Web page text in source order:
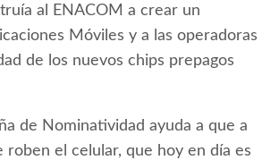
al ENACOM a crear un
Móviles y a las operadoras
de los nuevos chips prepagos
de Nominatividad ayuda a que a
roben el celular, que hoy en día es